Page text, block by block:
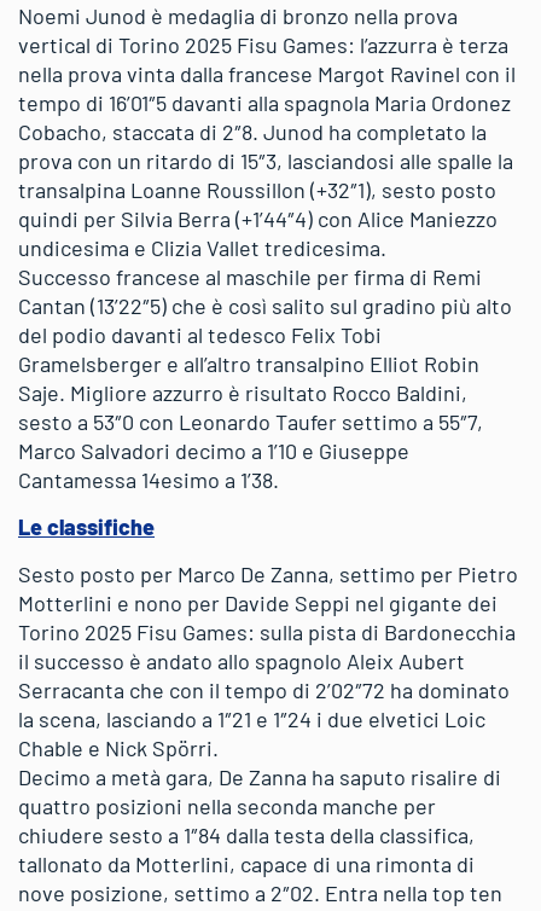
Noemi Junod è medaglia di bronzo nella prova
vertical di Torino 2025 Fisu Games: l’azzurra è terza
nella prova vinta dalla francese Margot Ravinel con il
tempo di 16’01″5 davanti alla spagnola Maria Ordonez
Cobacho, staccata di 2″8. Junod ha completato la
prova con un ritardo di 15″3, lasciandosi alle spalle la
transalpina Loanne Roussillon (+32″1), sesto posto
quindi per Silvia Berra (+1’44″4) con Alice Maniezzo
undicesima e Clizia Vallet tredicesima.
Successo francese al maschile per firma di Remi
Cantan (13’22″5) che è così salito sul gradino più alto
del podio davanti al tedesco Felix Tobi
Gramelsberger e all’altro transalpino Elliot Robin
Saje. Migliore azzurro è risultato Rocco Baldini,
sesto a 53″0 con Leonardo Taufer settimo a 55″7,
Marco Salvadori decimo a 1’10 e Giuseppe
Cantamessa 14esimo a 1’38.
Le classifiche
Sesto posto per Marco De Zanna, settimo per Pietro
Motterlini e nono per Davide Seppi nel gigante dei
Torino 2025 Fisu Games: sulla pista di Bardonecchia
il successo è andato allo spagnolo Aleix Aubert
Serracanta che con il tempo di 2’02″72 ha dominato
la scena, lasciando a 1″21 e 1″24 i due elvetici Loic
Chable e Nick Spörri.
Decimo a metà gara, De Zanna ha saputo risalire di
quattro posizioni nella seconda manche per
chiudere sesto a 1″84 dalla testa della classifica,
tallonato da Motterlini, capace di una rimonta di
nove posizione, settimo a 2″02. Entra nella top ten